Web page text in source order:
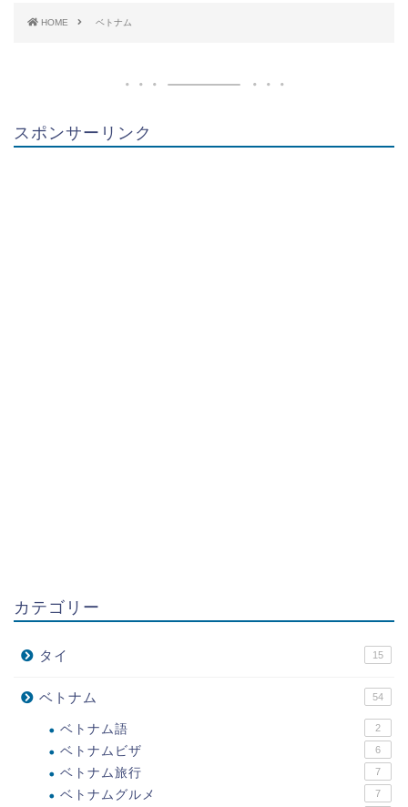
HOME ベトナム
スポンサーリンク
カテゴリー
タイ 15
ベトナム 54
ベトナム語 2
ベトナムビザ 6
ベトナム旅行 7
ベトナムグルメ 7